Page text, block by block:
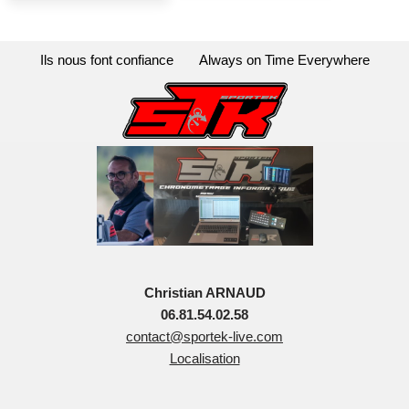
Ils nous font confiance Always on Time Everywhere
Christian ARNAUD
06.81.54.02.58
contact@sportek-live.com
Localisation